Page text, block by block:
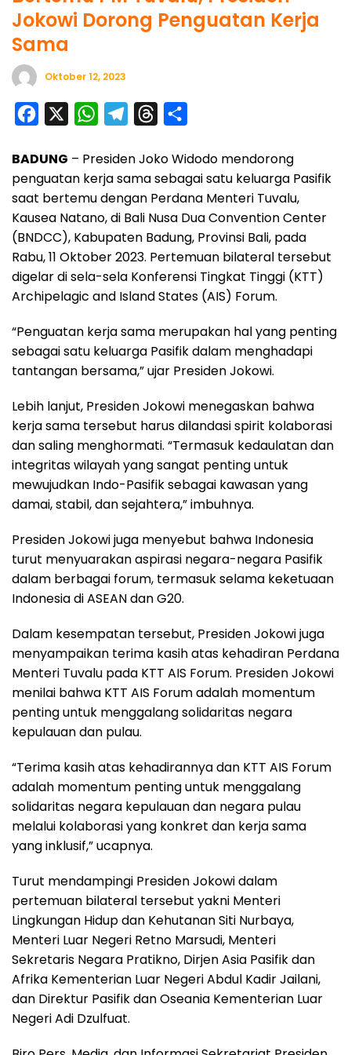
Jokowi Dorong Penguatan Kerja
Sama
Oktober 12, 2023
c
e
b
o
o
k
W
a
t
s
A
p
p
l
e
g
r
a
m
r
e
a
d
s
a
r
e
BADUNG – Presiden Joko Widodo mendorong
penguatan kerja sama sebagai satu keluarga Pasifik
saat bertemu dengan Perdana Menteri Tuvalu,
Kausea Natano, di Bali Nusa Dua Convention Center
(BNDCC), Kabupaten Badung, Provinsi Bali, pada
Rabu, 11 Oktober 2023. Pertemuan bilateral tersebut
digelar di sela-sela Konferensi Tingkat Tinggi (KTT)
Archipelagic and Island States (AIS) Forum.
“Penguatan kerja sama merupakan hal yang penting
sebagai satu keluarga Pasifik dalam menghadapi
tantangan bersama,” ujar Presiden Jokowi.
Lebih lanjut, Presiden Jokowi menegaskan bahwa
kerja sama tersebut harus dilandasi spirit kolaborasi
dan saling menghormati. “Termasuk kedaulatan dan
integritas wilayah yang sangat penting untuk
mewujudkan Indo-Pasifik sebagai kawasan yang
damai, stabil, dan sejahtera,” imbuhnya.
Presiden Jokowi juga menyebut bahwa Indonesia
turut menyuarakan aspirasi negara-negara Pasifik
dalam berbagai forum, termasuk selama keketuaan
Indonesia di ASEAN dan G20.
Dalam kesempatan tersebut, Presiden Jokowi juga
menyampaikan terima kasih atas kehadiran Perdana
Menteri Tuvalu pada KTT AIS Forum. Presiden Jokowi
menilai bahwa KTT AIS Forum adalah momentum
penting untuk menggalang solidaritas negara
kepulauan dan pulau.
“Terima kasih atas kehadirannya dan KTT AIS Forum
adalah momentum penting untuk menggalang
solidaritas negara kepulauan dan negara pulau
melalui kolaborasi yang konkret dan kerja sama
yang inklusif,” ucapnya.
Turut mendampingi Presiden Jokowi dalam
pertemuan bilateral tersebut yakni Menteri
Lingkungan Hidup dan Kehutanan Siti Nurbaya,
Menteri Luar Negeri Retno Marsudi, Menteri
Sekretaris Negara Pratikno, Dirjen Asia Pasifik dan
Afrika Kementerian Luar Negeri Abdul Kadir Jailani,
dan Direktur Pasifik dan Oseania Kementerian Luar
Negeri Adi Dzulfuat.